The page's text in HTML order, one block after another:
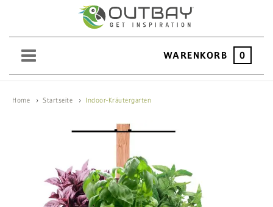
WARENKORB 0
SCHOTTER
Home Startseite Indoor-Kräutergarten